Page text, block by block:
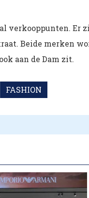
verkooppunten. Er
Beide merken
aan de Dam zit.
FASHION